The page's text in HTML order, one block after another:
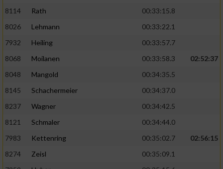
8114
Rath
00:33:15.8
8026
Lehmann
00:33:22.1
7932
Heiling
00:33:57.7
8068
Moilanen 00:33:58.3
02:52:37
8048
Mangold
00:34:35.5
8145
Schachermeier
00:34:37.0
8237
Wagner
00:34:42.5
8121
Schmaler
00:34:44.0
7983
Kettenring 00:35:02.7
02:56:15
8274
Zeisl
00:35:09.1